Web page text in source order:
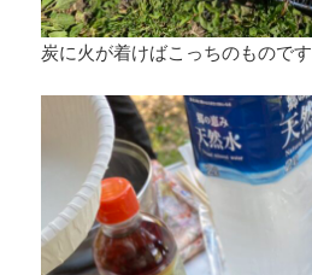
炭に火が着けばこっちのものです